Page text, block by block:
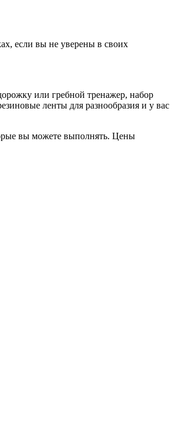
если вы не уверены в своих
или гребной тренажер, набор
ленты для разнообразия и у вас
вы можете выполнять. Цены